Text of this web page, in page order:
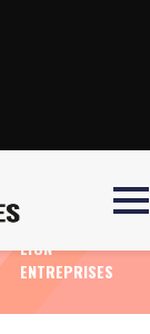
L’ACTUALITÉ
LYON
ENTREPRISES